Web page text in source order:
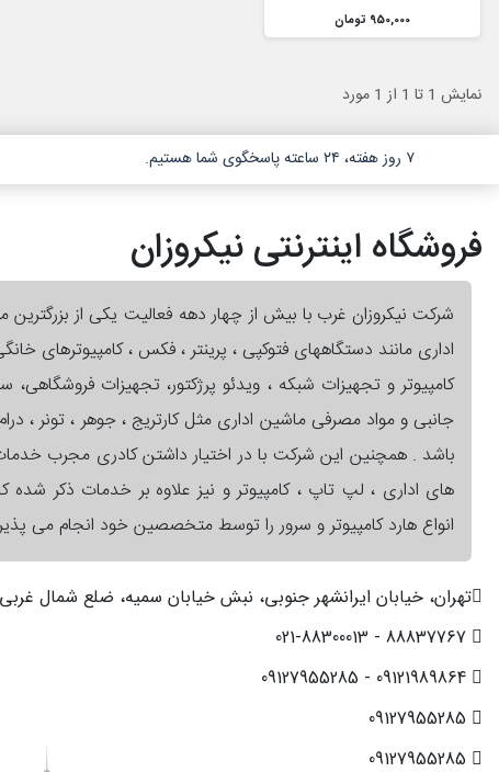
950,000 تومان
نمایش 1 تا 1 از 1 مورد
۷ روز هفته، ۲۴ ساعته پاسخگوی شما هستیم.
فروشگاه اینترنتی نیکروزان
شرکت نیکروزان غرب با بیش از چهار دهه فعالیت یکی از بزرگترین
اداری مانند دستگاههای فتوکپی ، پرینتر ، فکس ، کامپیوترهای
کامپیوتر و تجهیزات شبکه ، ویدئو پرژکتور، تجهیزات
جانبی و مواد مصرفی ماشین اداری مثل کارتریج ، جوهر ، تونر ،
باشد . همچنین این شرکت با در اختیار داشتن کادری مجرب
های اداری ، لپ تاپ ، کامپیوتر و نیز علاوه بر خدمات ذکر شده
انواع هارد کامپیوتر و سرور را توسط متخصصین خود انجام می
تهران، خیابان ایرانشهر جنوبی، نبش خیابان سمیه، ضلع شمال غربی،